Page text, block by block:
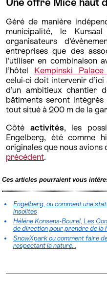
Une offre Mice haut
Géré de manière
municipalité, le
organisateurs
entreprises que des
l’utiliser en combinaison
l’hôtel Kempinski
celui-ci doit intervenir d’ici
d’un ambitieux chantier
bâtiments seront intégrés
tout situé à 200 m de la
Côté activités, les
Engelberg, été comme
originales que nous avions
précédent.
Ces articles pourraient vous
Engelberg, ou comment une
insolites
Hélène Konsens-Bourel, Les
de direction pour prendre de la
SnowXpark ou comment faire
respectant la nature…